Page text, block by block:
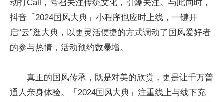
动打Call，号召关注传统文化，引爆关注。与此同时，
抖音「2024国风大典」小程序也应时上线，一键开
启“云”逛大典，以更灵活便捷的方式调动了国风爱好者
的参与热情，活动预约数暴增。
真正的国风传承，既是对美的欣赏，更是让千万普
通人亲身体验。「2024国风大典」注重线上与线下充